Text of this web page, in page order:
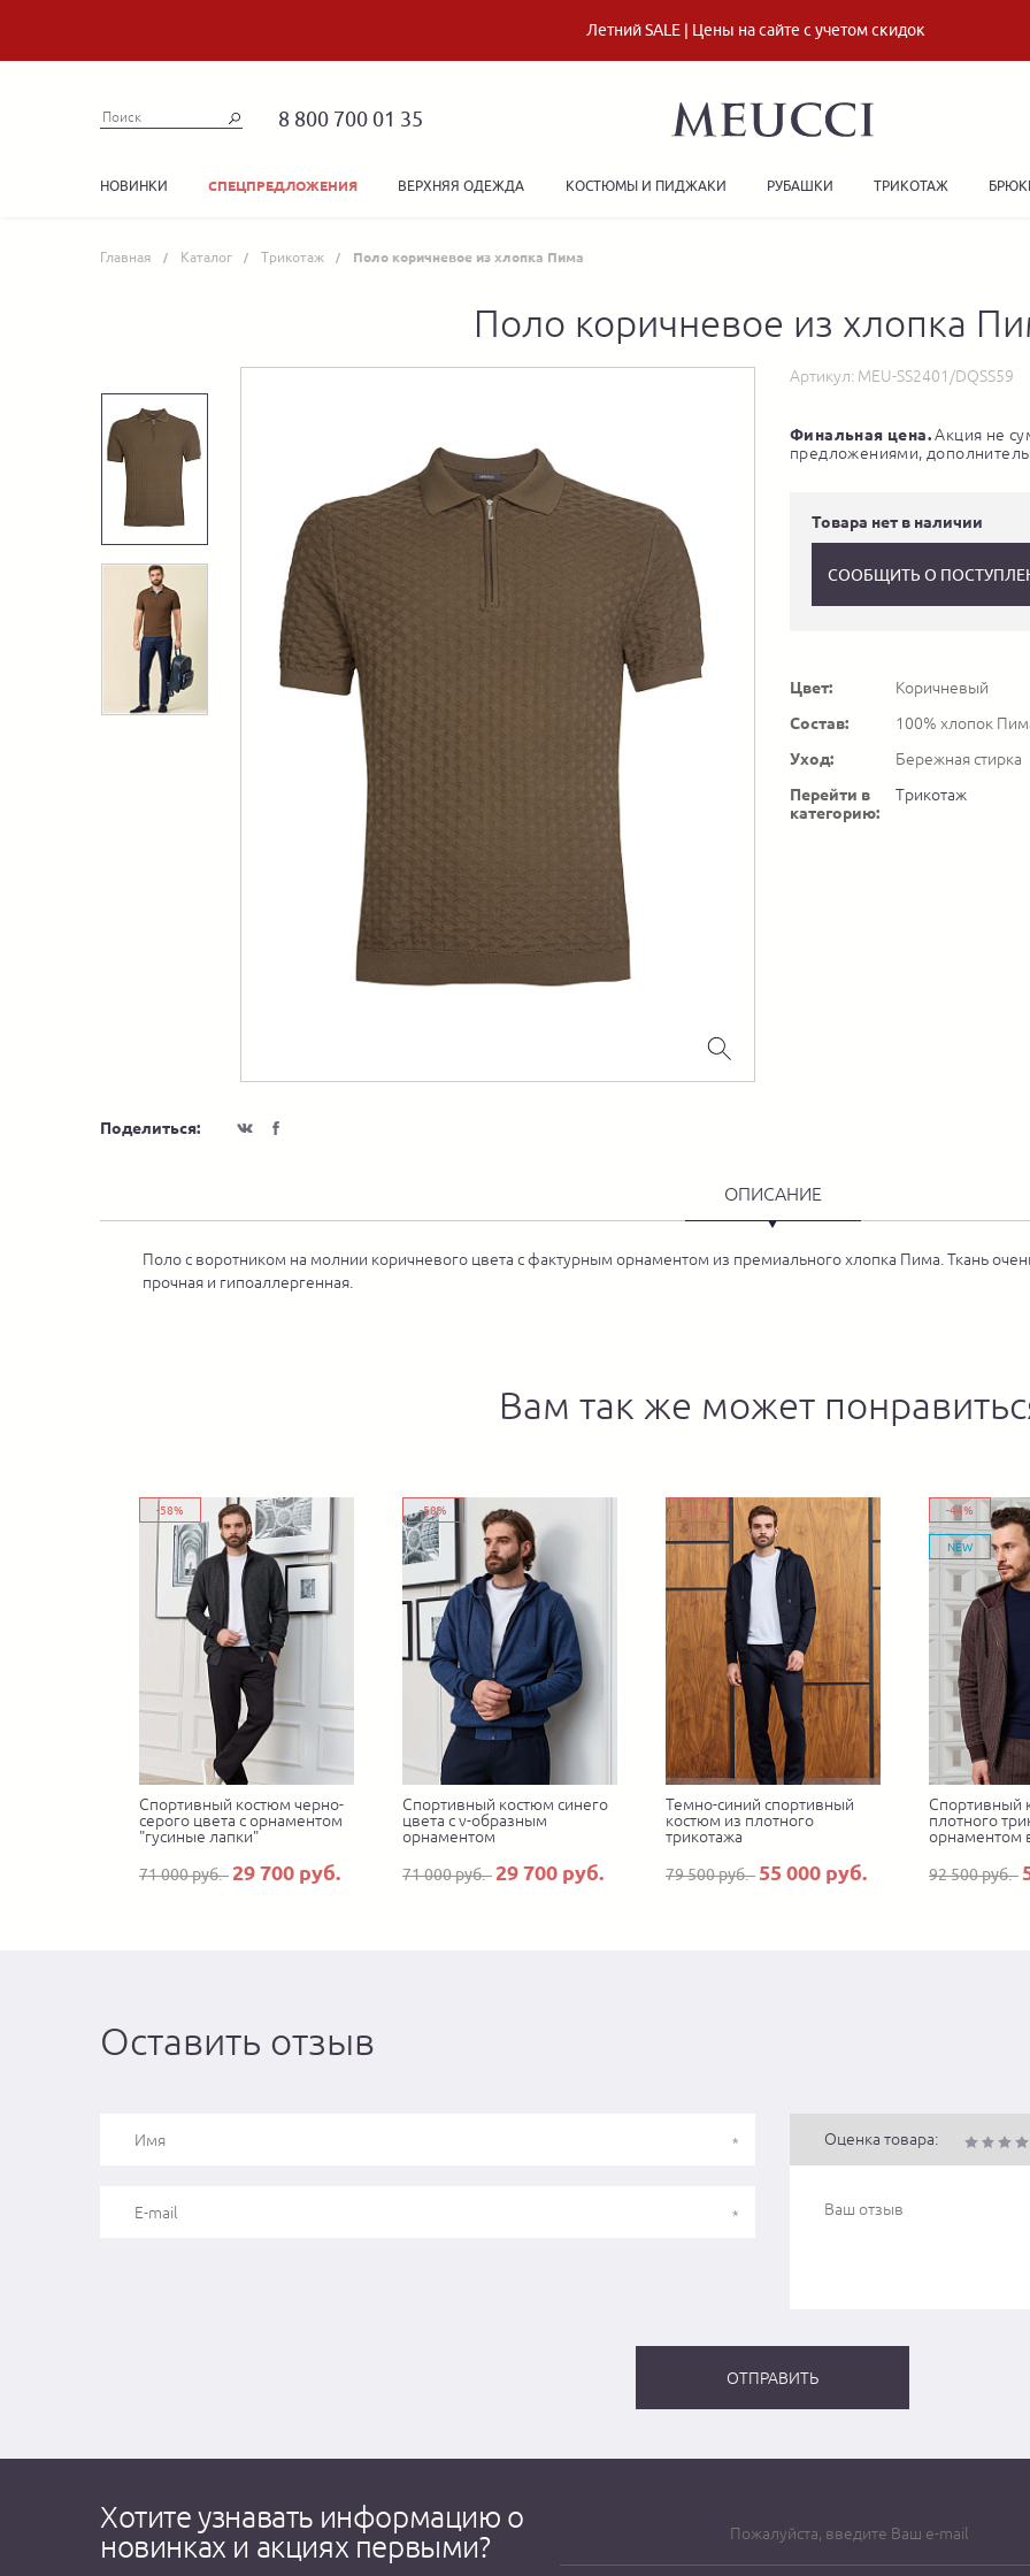
Летний SALE | Цены на сайте с учетом скидок
8 800 700 01 35
НОВИНКИ СПЕЦПРЕДЛОЖЕНИЯ ВЕРХНЯЯ ОДЕЖДА КОСТЮМЫ И ПИДЖАКИ РУБАШКИ ТРИКОТАЖ
Главная Каталог Трикотаж Поло коричневое из хлопка Пима
Поло коричневое из хлопка
Поделиться:
Артикул: MEU-SS2401/DQSS59
Финальная цена.Акция не
предложениями,
Товара нет в наличии
СООБЩИТЬ О
Цвет:
Коричневый
Состав:
100% хлопок
Уход:
Бережная стирка
Перейти в
категорию:
Трикотаж
ОПИСАНИЕ
Поло с воротником на молнии коричневого цвета с фактурным орнаментом из премиального хлопка Пима. Ткань
прочная и гипоаллергенная.
Вам так же может
-58%
Спортивный костюм черно-
серого цвета с орнаментом
"гусиные лапки"
71 000 руб. 29 700 руб.
-58%
Спортивный костюм синего
цвета с v-образным
орнаментом
71 000 руб. 29 700 руб.
-31%
Темно-синий спортивный
костюм из плотного
трикотажа
79 500 руб. 55 000 руб.
-44%
NEW
Спортивный
плотного
орнаментом
92 500 руб.
Оставить отзыв
Оценка товара:
Хотите узнавать информацию о
новинках и акциях первыми?